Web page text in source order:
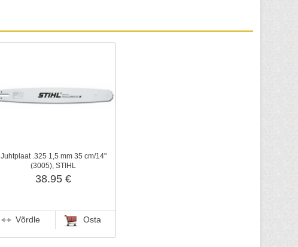
Juhtplaat .325 1,5 mm 35 cm/14"
(3005), STIHL
38.95 €
Võrdle Osta